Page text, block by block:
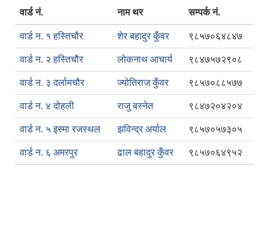
वार्ड नं. नाम थर सम्पर्क नं.
वार्ड न. १ हस्तिचौर शेर बहादुर कुँवर ९८५७०६४८४७
वार्ड न. २ हस्तिचौर लोकनाथ आचार्य ९८४७५७२९०८
वार्ड न. ३ दर्लामचौर ज्योतिराज कुँवर ९८५७०८८५७७
वार्ड न. ४ दोहली राजु बस्नेत ९८४७२०४२०४
वार्ड न. ५ इस्मा रजस्थल झविन्द्र अर्याल ९८५७०५७३०५
वार्ड न. ६ अमरपुर ढाल बहादुर कुँवर ९८५७०६४९५२